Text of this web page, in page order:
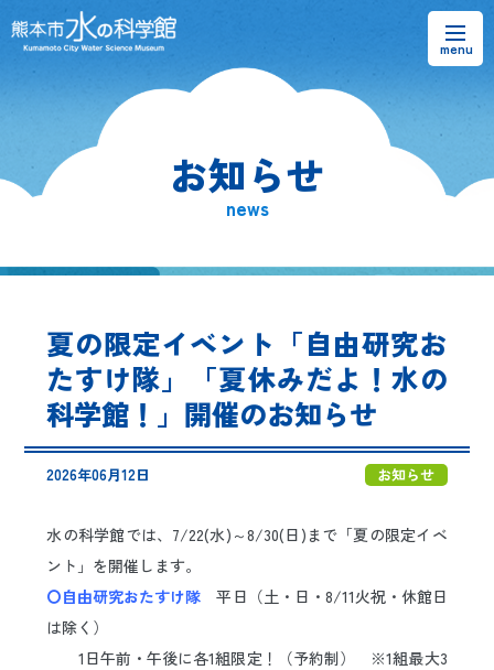
熊本市水の科学館とは
水のラーニングフィールド
お問い合わせ
お知らせ
news
夏の限定イベント「自由研究お
たすけ隊」「夏休みだよ！水の
科学館！」開催のお知らせ
2026年06月12日 お知らせ
水の科学館では、7/22(水)～8/30(日)まで「夏の限定イベ
ント」を開催します。
〇自由研究おたすけ隊 平日（土・日・8/11火祝・休館日
は除く）
1日午前・午後に各1組限定！（予約制） ※1組最大3